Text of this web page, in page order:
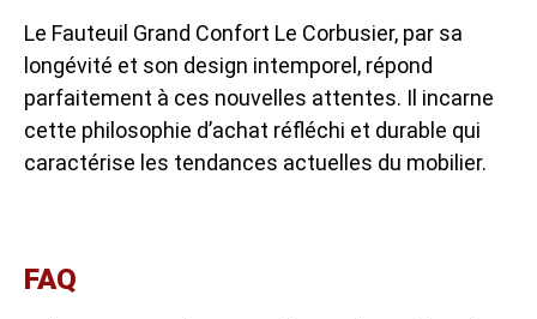
Le Fauteuil Grand Confort Le Corbusier, par sa
longévité et son design intemporel, répond
parfaitement à ces nouvelles attentes. Il incarne
cette philosophie d’achat réfléchi et durable qui
caractérise les tendances actuelles du mobilier.
FAQ